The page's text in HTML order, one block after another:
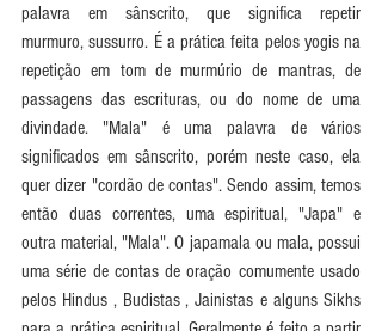
palavra em sânscrito, que significa repetir
murmuro, sussurro. É a prática feita pelos yogis na
repetição em tom de murmúrio de mantras, de
passagens das escrituras, ou do nome de uma
divindade. "Mala" é uma palavra de vários
significados em sânscrito, porém neste caso, ela
quer dizer "cordão de contas". Sendo assim, temos
então duas correntes, uma espiritual, "Japa" e
outra material, "Mala". O japamala ou mala, possui
uma série de contas de oração comumente usado
pelos Hindus , Budistas , Jainistas e alguns Sikhs